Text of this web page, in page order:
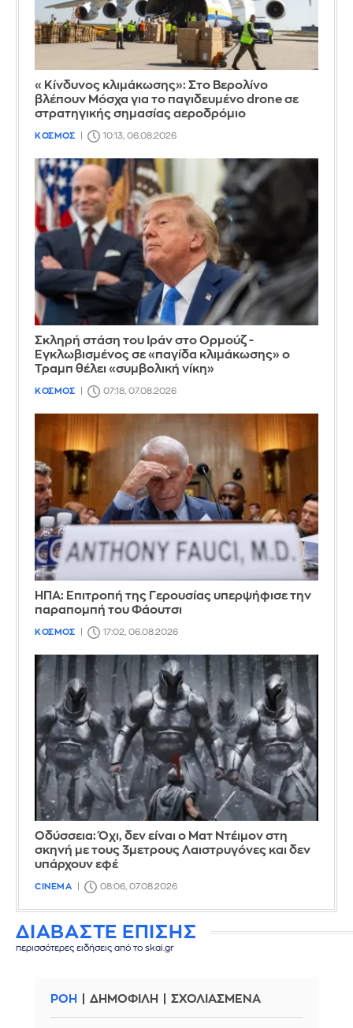
«Κίνδυνος κλιμάκωσης»: Στο Βερολίνο
βλέπουν Μόσχα για το παγιδευμένο drone σε
στρατηγικής σημασίας αεροδρόμιο
ΚΟΣΜΟΣ 10:13, 06.08.2026
Σκληρή στάση του Ιράν στο Ορμούζ -
Εγκλωβισμένος σε «παγίδα κλιμάκωσης» ο
Τραμπ θέλει «συμβολική νίκη»
ΚΟΣΜΟΣ 07:18, 07.08.2026
ΗΠΑ: Επιτροπή της Γερουσίας υπερψήφισε την
παραπομπή του Φάουτσι
ΚΟΣΜΟΣ 17:02, 06.08.2026
Οδύσσεια: Όχι, δεν είναι ο Ματ Ντέιμον στη
σκηνή με τους 3μετρους Λαιστρυγόνες και δεν
υπάρχουν εφέ
CINEMA 08:06, 07.08.2026
ΔΙΑΒΑΣΤΕ ΕΠΙΣΗΣ
περισσότερες ειδήσεις από το skai.gr
ΡΟΗ ΔΗΜΟΦΙΛΗ ΣΧΟΛΙΑΣΜΕΝΑ